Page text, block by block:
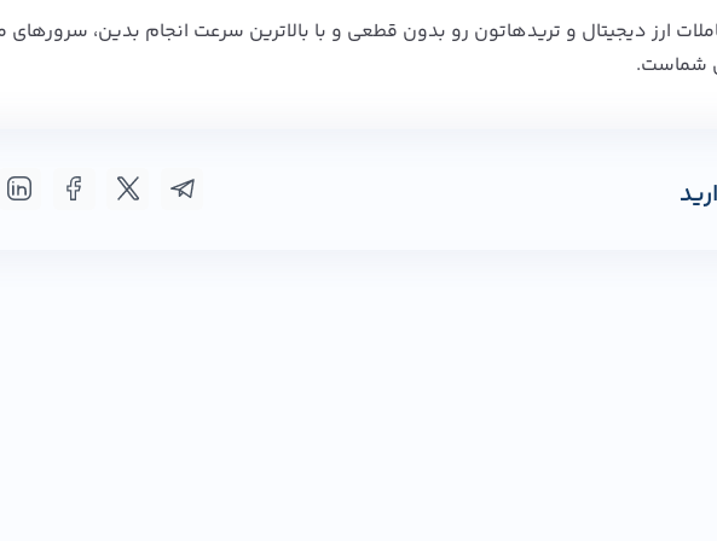
ارز دیجیتال و ترید‌هاتون رو بدون قطعی و با بالاترین سرعت انجام بدین، سرورهای
شماست.